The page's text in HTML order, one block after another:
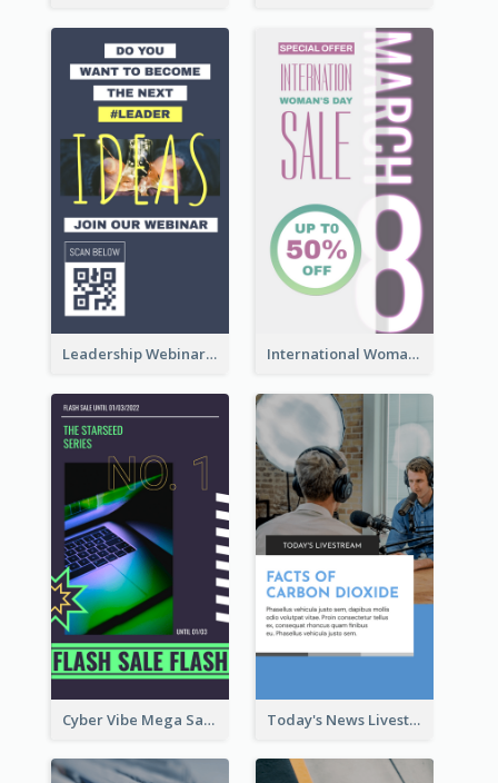
Leadership Webinar Instagram Story Design International Woman's Day Instagram Story Design
Cyber Vibe Mega Sale Instagram Stories Design Today's News Livestream Instagram Story